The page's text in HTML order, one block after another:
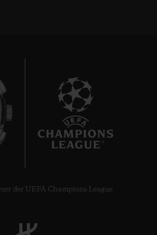
der UEFA Champions League